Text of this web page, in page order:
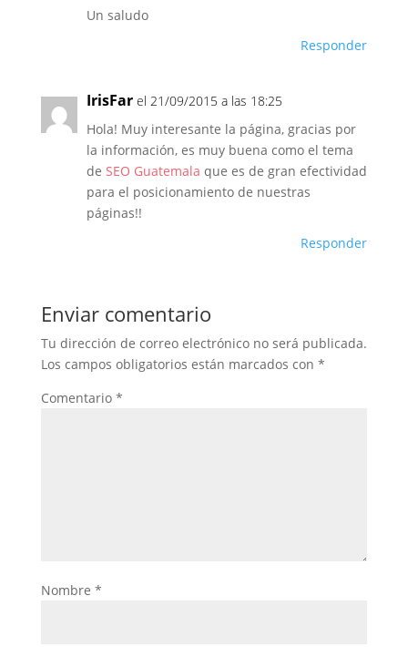
Un saludo
Responder
IrisFar el 21/09/2015 a las 18:25
Hola! Muy interesante la página, gracias por
la información, es muy buena como el tema
de SEO Guatemala que es de gran efectividad
para el posicionamiento de nuestras
páginas!!
Responder
Enviar comentario
Tu dirección de correo electrónico no será publicada.
Los campos obligatorios están marcados con *
Comentario *
Nombre *